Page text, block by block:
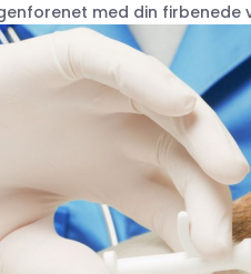
med din firbenede